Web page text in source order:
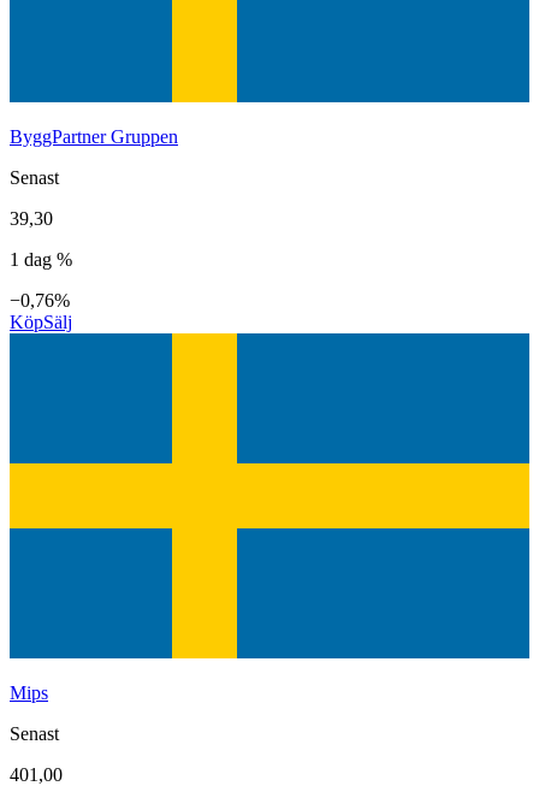
ByggPartner Gruppen
Senast
39,30
1 dag %
−0,76%
KöpSälj
Mips
Senast
401,00